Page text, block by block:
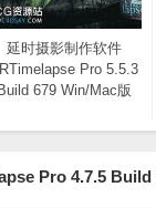
延时摄影制作软件
Pro 5.5.3
679 Win/Mac版
Pro 4.7.5 Build